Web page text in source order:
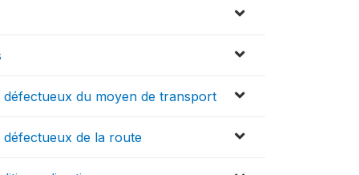
du moyen de transport
de la route